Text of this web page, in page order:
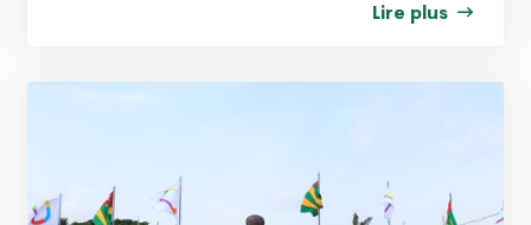
Lire plus